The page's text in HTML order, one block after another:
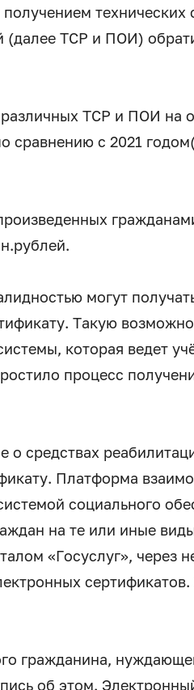
технических
(далее ТСР и ПОИ)
ТСР и ПОИ на
сравнению с 2021
могут
Такую
которая ведет
процесс
о средствах
Платформа
социального
на те или иные
«Госуслуг», через
сертификатов.
гражданина,
об этом.